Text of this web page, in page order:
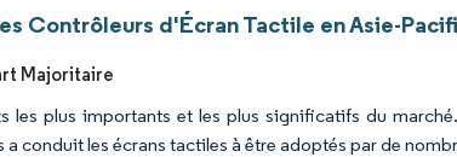
Contrôleurs d'Écran Tactile en Asie-
Majoritaire
les plus importants et les plus significatifs du
conduit les écrans tactiles à être adoptés par de